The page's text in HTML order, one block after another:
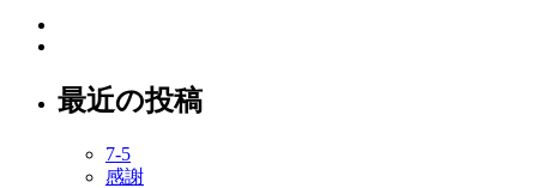
最近の投稿
7-5
感謝